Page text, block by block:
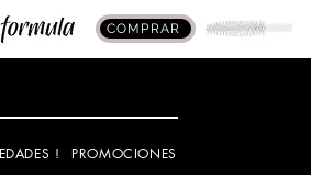
COMPRAR
! PROMOCIONES